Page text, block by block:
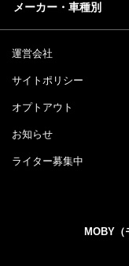
メーカー・車種別
運営会社
サイトポリシー
オプトアウト
お知らせ
ライター募集中
MOBY（